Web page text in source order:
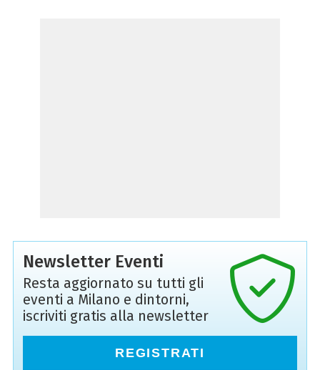
Newsletter Eventi
Resta aggiornato su tutti gli
eventi a Milano e dintorni,
iscriviti gratis alla newsletter
REGISTRATI